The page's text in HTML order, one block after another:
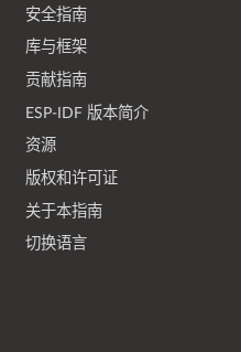
安全指南
库与框架
贡献指南
ESP-IDF 版本简介
资源
版权和许可证
关于本指南
切换语言